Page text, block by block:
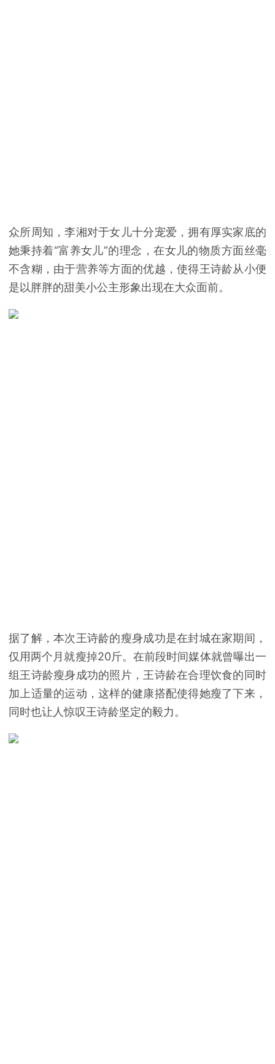
众所周知，李湘对于女儿十分宠爱，拥有厚实家底的
她秉持着“富养女儿”的理念，在女儿的物质方面丝毫
不含糊，由于营养等方面的优越，使得王诗龄从小便
是以胖胖的甜美小公主形象出现在大众面前。
据了解，本次王诗龄的瘦身成功是在封城在家期间，
仅用两个月就瘦掉20斤。在前段时间媒体就曾曝出一
组王诗龄瘦身成功的照片，王诗龄在合理饮食的同时
加上适量的运动，这样的健康搭配使得她瘦了下来，
同时也让人惊叹王诗龄坚定的毅力。